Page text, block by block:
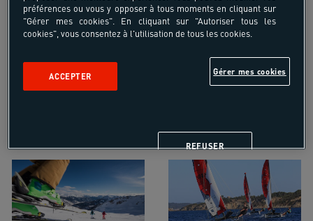
Croisière voilier Alpinisme
Snowboard
préférences ou vous y opposer à tous moments en cliquant sur
"Gérer mes cookies". En cliquant sur "Autoriser tous les
cookies", vous consentez à l'utilisation de tous les cookies.
Gérer mes cookies
REFUSER
ACCEPTER